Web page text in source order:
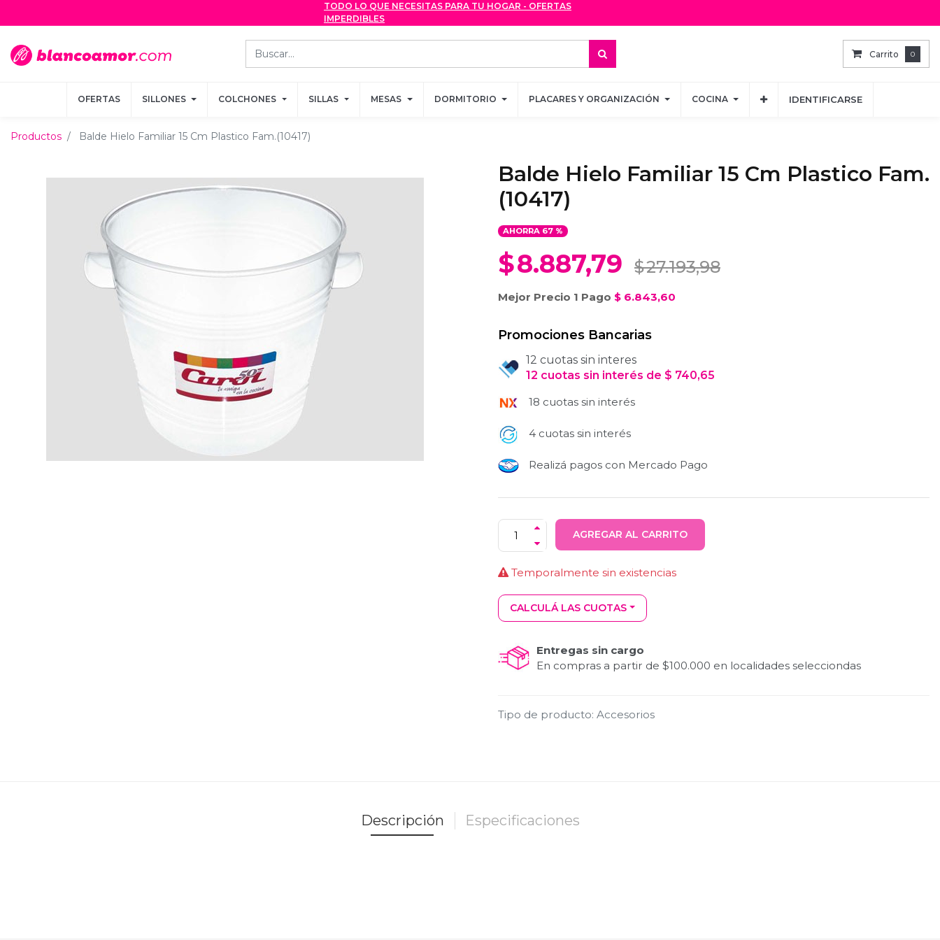
TODO LO QUE NECESITAS PARA TU HOGAR - OFERTAS
IMPERDIBLES
Carrito 0
OFERTAS SILLONES COLCHONES SILLAS MESAS DORMITORIO PLACARES Y ORGANIZACIÓN COCINA IDENTIFICARSE
TODO LO QUE NECESITAS PARA TU HOGAR - OFERTAS
IMPERDIBLES
Carrito 0
OFERTAS SILLONES COLCHONES SILLAS MESAS DORMITORIO PLACARES Y ORGANIZACIÓN COCINA IDENTIFICARSE
Productos Balde Hielo Familiar 15 Cm Plastico Fam.(10417)
Balde Hielo Familiar 15 Cm Plastico Fam.
(10417)
AHORRA 67%
$8.887,79 $27.193,98
Mejor Precio 1 Pago $ 6.843,60
Promociones Bancarias
12 cuotas sin interes
12 cuotas sin interés de $ 740,65
18 cuotas sin interés
4 cuotas sin interés
Realizá pagos con Mercado Pago
AGREGAR AL CARRITO
Temporalmente sin existencias
CALCULÁ LAS CUOTAS
Entregas sin cargo
En compras a partir de $100.000 en localidades selecciondas
Tipo de producto: Accesorios
Descripción Especificaciones